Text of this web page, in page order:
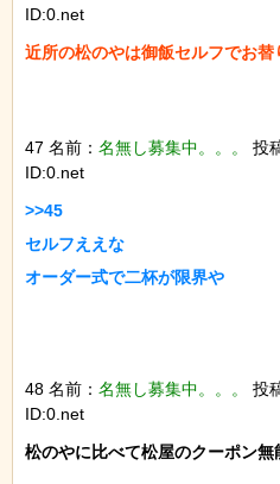
ID:0.net
近所の松のやは御飯セルフでお
47 名前： 名無し募集中。。。
投
ID:0.net
>>45
セルフええな
オーダー式で二杯が限界や
48 名前： 名無し募集中。。。
投
ID:0.net
松のやに比べて松屋のクーポン無